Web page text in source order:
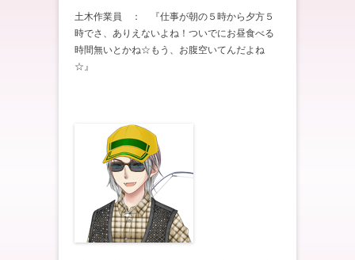
土木作業員 ： 『仕事が朝の５時から夕方５
時でさ、ありえないよね！ついでにお昼食べる
時間無いとかね☆もう、お腹空いてんだよね
☆』